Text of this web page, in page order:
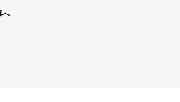
へ